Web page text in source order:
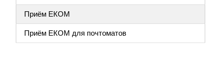
Приём ЕКОМ
Приём ЕКОМ для почтоматов